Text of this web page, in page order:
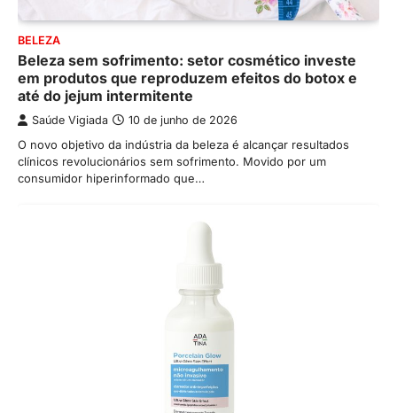
BELEZA
Beleza sem sofrimento: setor cosmético investe
em produtos que reproduzem efeitos do botox e
até do jejum intermitente
Saúde Vigiada 10 de junho de 2026
O novo objetivo da indústria da beleza é alcançar resultados
clínicos revolucionários sem sofrimento. Movido por um
consumidor hiperinformado que…